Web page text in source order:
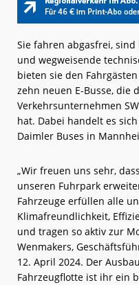
Sie fahren abgasfrei,
und wegweisende
bieten sie den
zehn neuen E-Busse, die
Verkehrsunternehmen
hat. Dabei handelt es
Daimler Buses in
„Wir freuen uns sehr,
unseren Fuhrpark
Fahrzeuge erfüllen alle
Klimafreundlichkeit,
und tragen so aktiv zur
Wenmakers,
12. April 2024. Der
Fahrzeugflotte ist ihr ein